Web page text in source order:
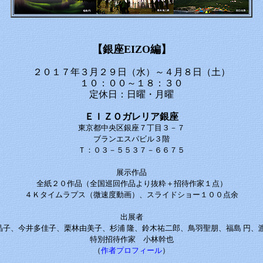
【銀座EIZO編】
２０１７年３月２９日（水）～４月８日（土）
１０：００～１８：３０
定休日：日曜・月曜
ＥＩＺＯガレリア銀座
東京都中央区銀座７丁目３－７
ブランエスパビル３階
Ｔ：０３－５５３７－６６７５
展示作品
全紙２０作品（全国巡回作品より抜粋＋招待作家１点）
４Ｋタイムラプス（微速度動画）、スライドショー１００点余
出展者
子、今井多佳子、栗林由美子、杉浦 隆、鈴木祐二郎、鳥羽聖朋、福島 円、
特別招待作家 小林幹也
（作者プロフィール）